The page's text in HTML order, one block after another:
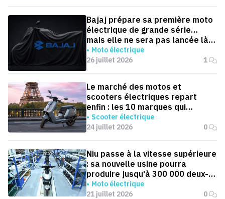
Bajaj prépare sa première moto
électrique de grande série…
mais elle ne sera pas lancée là
où on l'attend
Moto électrique
26 juillet 2026
1
Le marché des motos et
scooters électriques repart
enfin : les 10 marques qui
dominent la France
Scooter électrique
24 juillet 2026
0
Niu passe à la vitesse supérieure
: sa nouvelle usine pourra
produire jusqu'à 300 000 deux-
roues électriques par an
Moto électrique
21 juillet 2026
0